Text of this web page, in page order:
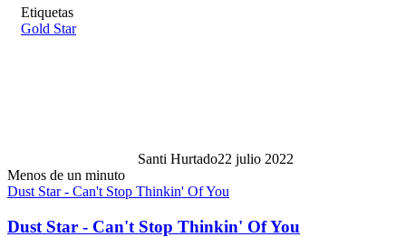
Etiquetas
Gold Star
Santi Hurtado22 julio 2022
Menos de un minuto
Dust Star - Can't Stop Thinkin' Of You
Dust Star - Can't Stop Thinkin' Of You